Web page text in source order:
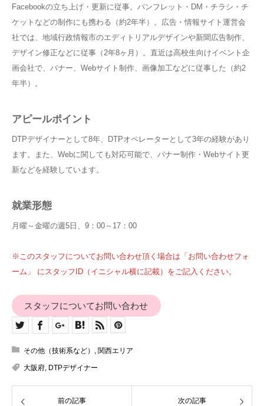
Facebookの立ち上げ・更新に従事。パンフレット・DM・チラシ・チ
ケットなどの制作にも携わる（約2年半）。広告・情報サイト運営会
社では、地域行政情報市のエディトリアルデザインや新聞広告制作、
デザイン修正などに従事（2年8ヶ月）。直近は高校生向けイベント企
画会社で、バナー、Webサイト制作、画像加工などに従事した（約2
年半）。
アピールポイント
DTPデザイナーとして8年、DTPオペレーターとして3年の経験があり
ます。また、Webに関しても対応可能で、バナー制作・Webサイト更
新などを経験しています。
就業形態
月曜～金曜の週5日、9：00～17：00
※このスタッフについてお問い合わせ頂く場合は「お問い合わせフォ
ーム」 にスタッフID（イニシャル横に記載）をご記入ください。
スタッフについてお問い合わせ
その他（技術系など） , 関西エリア
大阪府, DTPデザイナー
前の記事 次の記事